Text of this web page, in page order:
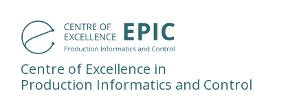
Centre of Excellence in
Production Informatics and Control